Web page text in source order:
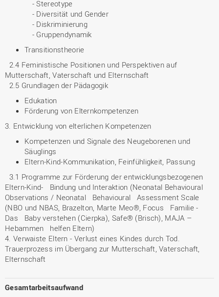
- Stereotype
- Diversität und Gender
- Diskriminierung
- Gruppendynamik
Transitionstheorie
2.4 Feministische Positionen und Perspektiven auf
Mutterschaft, Vaterschaft und Elternschaft
2.5 Grundlagen der Pädagogik
Edukation
Förderung von Elternkompetenzen
3. Entwicklung von elterlichen Kompetenzen
Kompetenzen und Signale des Neugeborenen und
Säuglings
Eltern-Kind-Kommunikation, Feinfühligkeit, Passung
3.1 Programme zur Förderung der entwicklungsbezogenen
Eltern-Kind- Bindung und Interaktion (Neonatal Behavioural
Observations / Neonatal Behavioural Assessment Scale
(NBO und NBAS, Brazelton, Marte Meo®, Focus Familie -
Das Baby verstehen (Cierpka), Safe® (Brisch), MAJA –
Hebammen helfen Eltern)
4. Verwaiste Eltern - Verlust eines Kindes durch Tod.
Trauerprozess im Übergang zur Mutterschaft, Vaterschaft,
Elternschaft
Gesamtarbeitsaufwand